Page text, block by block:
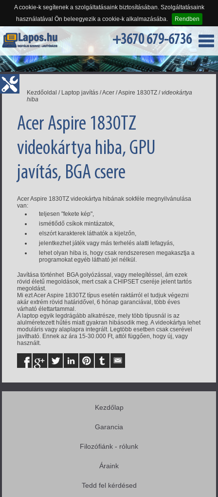
A cookie-k segítenek a szolgáltatásaink biztosításában. Szolgáltatásaink
használatával Ön beleegyezik a cookie-k alkalmazásába.
Rendben
+3670 679-6736
Kezdőoldal / Laptop javítás /Acer /Aspire 1830TZ /videokártya
hiba
Acer Aspire 1830TZ
videokártya hiba, GPU
javítás, BGA csere
Acer Aspire 1830TZ videokártya hibának sokféle megnyilvánulása
van:
teljesen "fekete kép",
ismétlődő csíkok mintázatok,
elszórt karakterek láthatók a kijelzőn,
jelentkezhet játék vagy más terhelés alatti lefagyás,
lehet olyan hiba is, hogy csak rendszeresen megakasztja a
programokat egyéb látható jel nélkül.
Javítása történhet BGA golyózással, vagy melegítéssel, ám ezek
rövid életű megoldások, mert csak a CHIPSET cseréje jelent tartós
megoldást.
Mi ezt Acer Aspire 1830TZ típus esetén raktárról el tudjuk végezni
akár extrém rövid határidővel, 6 hónap garanciával, több éves
várható élettartammal.
A laptop egyik legdrágább alkatrésze, mely több típusnál is az
alulméretezett hűtés miatt gyakran hibásodik meg. A videokártya lehet
moduláris vagy alaplapra integrált. Legtöbb esetben csak cserével
javítható. Ennek az ára 15-30.000 Ft, attól függően, hogy új, vagy
használt.
Kezdőlap
Garancia
Filozófiánk - rólunk
Áraink
Tedd fel kérdésed